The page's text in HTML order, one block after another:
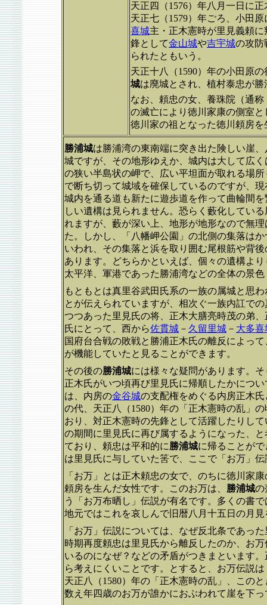
天正四（1576）年八月一日に
天正七（1579）年ごろ、小田
喜城主・正木憲時が里見義頼
鋒として金山城や吉宇城の攻防
られたともいう。
天正十八（1590）年の小田原
城は廃城とされ、植村泰忠が
なお、頼忠の女、養珠院（通
の滅亡により徳川家康の側室
徳川家の祖となった徳川頼房を
勝浦城は勝浦湾の東南端に突き出た険しい崖
城ですが、その地形ゆえか、城内は大して広
の狭い半島状の岬で、広い平坦面が取れる場
で断ち切って城域を確保しているのですが、
城内を通る道も新たに遊歩道を作って曲輪間
しい遺構は見られません。恐らく藪化してい
れますが、藪が深い上、地形が地形なので無
た。しかし、「八幡岬公園」の北側の集落は
いわれ、その集落と浜を取り囲む尾根筋や背
あります。どちらかといえば、個々の遺構よ
太平洋、軍港であった勝浦湾などの全体の景
もともとは真里谷武田氏系の一族の属城と思
とが伝えられていますが、相次ぐ一族内訌で
つつあった里見氏の将、正木大膳亮時茂の弟
氏にとって、西から佐貫城 － 久留里城 － 大多喜
国府台合戦の敗戦と勝浦正木氏の離反によっ
が機能していたと見ることができます。
その後の勝浦城には様々な疑問があります。
正木氏がいつ頃再び里見氏に帰順したかにつ
は、内房の金谷城の支配権をめぐる内房正木
の代、天正八（1580）年の「正木憲時の乱」
おり、対正木憲時の先鋒として活躍したりし
の期間に里見氏に再び属するようになった、
ており、頼忠は平和的に勝浦城に帰ることが
は里見氏に与していた筈で、ここで「お万」
「お万」とは正木頼忠の女で、のちに徳川家
頼房を生んだ女性です。このお万は、 勝浦城の
う「お万布晒し」伝説が有名です。多くの書
地元ではこれを哀しんで旧暦八月十五日の月
「お万」伝説については、なぜ反北条であっ
時期再度頼忠は里見氏から離反したのか、お
いるのになぜ？などの矛盾がつきまといます
ら考えにくいことです。とすると、お万伝説
天正八（1580）年の「正木憲時の乱」、この
数え年四歳のお万が誰かにおぶわれて崖を下